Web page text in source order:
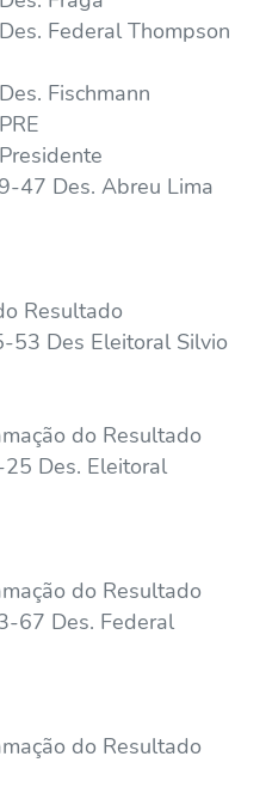
Federal Thompson
Fischmann
47 Des. Abreu Lima
Resultado
53 Des Eleitoral Silvio
do Resultado
Des. Eleitoral
do Resultado
67 Des. Federal
do Resultado